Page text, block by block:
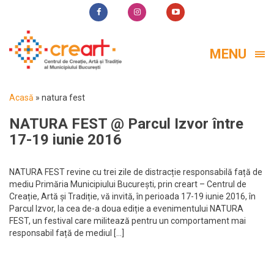
MENU
Acasă » natura fest
NATURA FEST @ Parcul Izvor între
17-19 iunie 2016
NATURA FEST revine cu trei zile de distracție responsabilă față de
mediu Primăria Municipiului București, prin creart – Centrul de
Creație, Artă și Tradiție, vă invită, în perioada 17-19 iunie 2016, în
Parcul Izvor, la cea de-a doua ediție a evenimentului NATURA
FEST, un festival care militează pentru un comportament mai
responsabil față de mediul […]